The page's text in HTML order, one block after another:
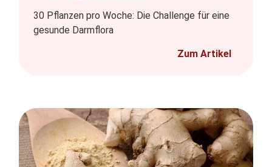
30 Pflanzen pro Woche: Die Challenge für eine
gesunde Darmflora
Zum Artikel